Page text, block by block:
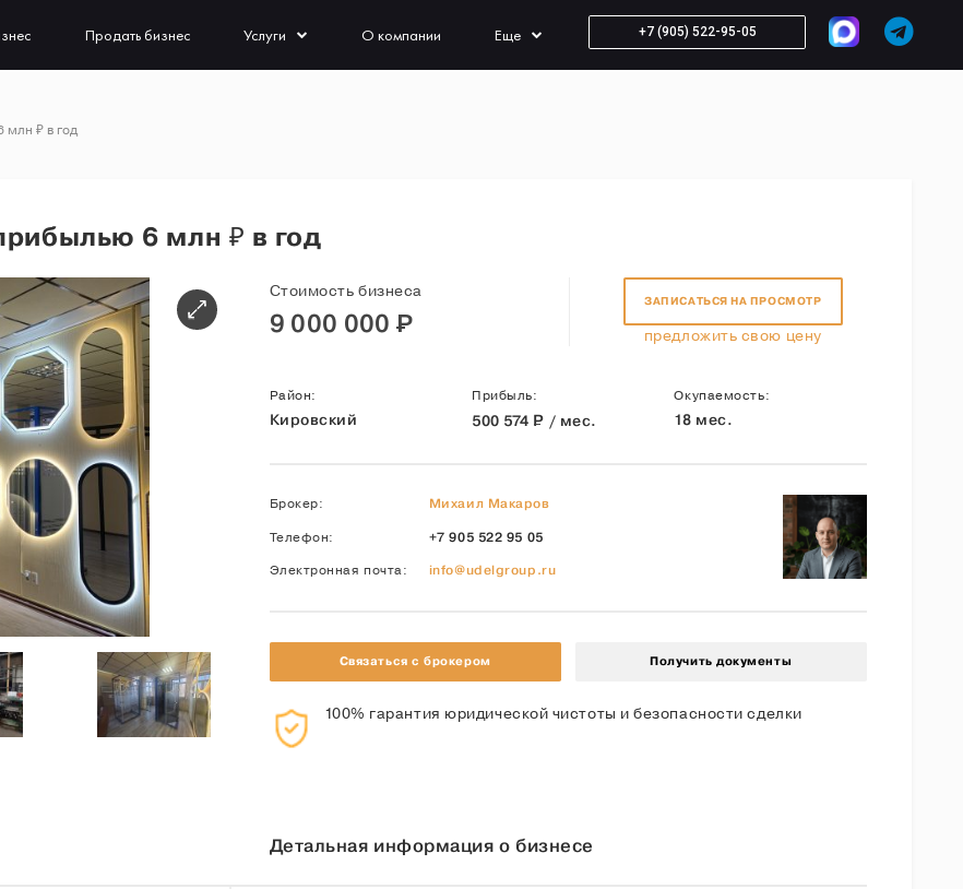
Продать бизнес Услуги О компании Еще +7 (905) 522-95-05
млн ₽ в год
6 млн ₽ в год
Стоимость бизнеса
9 000 000Р
ЗАПИСАТЬСЯ НА ПРОСМОТР
предложить свою цену
Район:
Кировский
Прибыль:
500 574 Р / мес.
Окупаемость:
18 мес.
Брокер:
Михаил Макаров
Телефон:
+7 905 522 95 05
Электронная почта:
info@udelgroup.ru
Связаться с брокером Получить документы
100% гарантия юридической чистоты и безопасности сделки
Детальная информация о бизнесе